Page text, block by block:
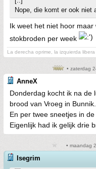
Nope, die komt er ook niet
Ik weet het niet hoor
stokbroden per week
La derecha oprime, la izquierda libera
• zaterdag
AnneX
Donderdag kocht ik na de
brood van Vroeg in Bunnik.
En per twee sneetjes in de
Eigenlijk had ik gelijk drie
• maandag
Isegrim